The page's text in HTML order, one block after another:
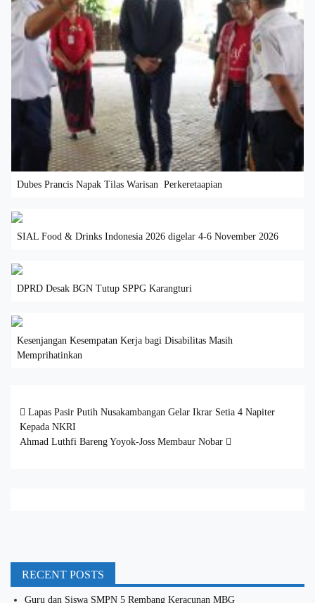
Dubes Prancis Napak Tilas Warisan Perkeretaapian
SIAL Food & Drinks Indonesia 2026 digelar 4-6 November 2026
DPRD Desak BGN Tutup SPPG Karangturi
Kesenjangan Kesempatan Kerja bagi Disabilitas Masih
Memprihatinkan
Post navigation
Lapas Pasir Putih Nusakambangan Gelar Ikrar Setia 4 Napiter
Kepada NKRI
Ahmad Luthfi Bareng Yoyok-Joss Membaur Nobar
RECENT POSTS
Guru dan Siswa SMPN 5 Rembang Keracunan MBG